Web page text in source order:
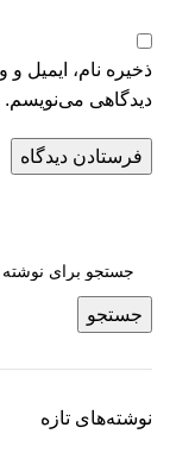
ذخیره نام، ایمیل
دیدگاهی می‌نویسم.
جستجو
نوشته‌های تازه